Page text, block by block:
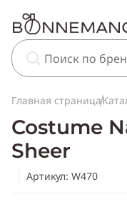
Главная страница
Costume
Sheer
Артикул: W470